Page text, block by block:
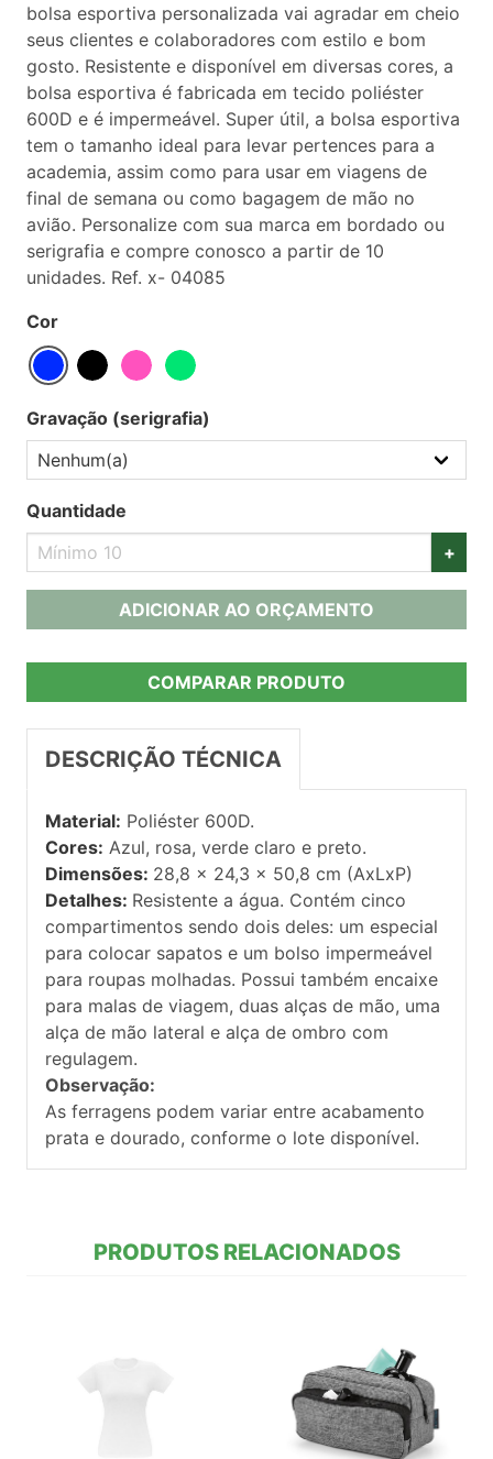
bolsa esportiva personalizada vai agradar em cheio
seus clientes e colaboradores com estilo e bom
gosto. Resistente e disponível em diversas cores, a
bolsa esportiva é fabricada em tecido poliéster
600D e é impermeável. Super útil, a bolsa esportiva
tem o tamanho ideal para levar pertences para a
academia, assim como para usar em viagens de
final de semana ou como bagagem de mão no
avião. Personalize com sua marca em bordado ou
serigrafia e compre conosco a partir de 10
unidades. Ref. x- 04085
Cor
Gravação (serigrafia)
Quantidade
+
ADICIONAR AO ORÇAMENTO
COMPARAR PRODUTO
DESCRIÇÃO TÉCNICA
Material: Poliéster 600D.
Cores: Azul, rosa, verde claro e preto.
Dimensões: 28,8 x 24,3 x 50,8 cm (AxLxP)
Detalhes: Resistente a água. Contém cinco
compartimentos sendo dois deles: um especial
para colocar sapatos e um bolso impermeável
para roupas molhadas. Possui também encaixe
para malas de viagem, duas alças de mão, uma
alça de mão lateral e alça de ombro com
regulagem.
Observação:
As ferragens podem variar entre acabamento
prata e dourado, conforme o lote disponível.
PRODUTOS RELACIONADOS